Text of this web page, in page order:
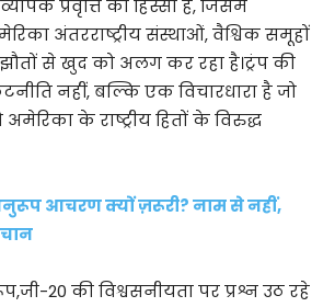
प्रवृत्ति का हिस्सा है, जिसमें
अंतरराष्ट्रीय संस्थाओं, वैश्विक समूहों
से खुद को अलग कर रहा है।ट्रंप की
नहीं, बल्कि एक विचारधारा है जो
के राष्ट्रीय हितों के विरुद्ध
आचरण क्यों ज़रूरी? नाम से नहीं,
20 की विश्वसनीयता पर प्रश्न उठ रहे